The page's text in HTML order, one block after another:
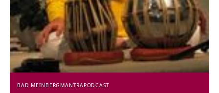
BAD MEINBERG MANTRAPODCAST